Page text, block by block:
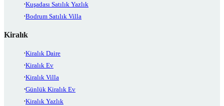
Kuşadası Satılık Yazlık
Bodrum Satılık Villa
Kiralık
Kiralık Daire
Kiralık Ev
Kiralık Villa
Günlük Kiralık Ev
Kiralık Yazlık